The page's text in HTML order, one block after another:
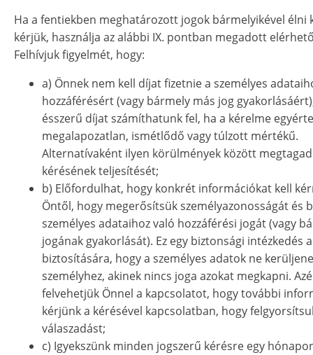
Ha a fentiekben meghatározott jogok bármelyikével élni
kérjük, használja az alábbi IX. pontban megadott
Felhívjuk figyelmét, hogy:
a) Önnek nem kell díjat fizetnie a személyes
hozzáférésért (vagy bármely más jog
ésszerű díjat számíthatunk fel, ha a kérelme
megalapozatlan, ismétlődő vagy túlzott mértékű.
Alternatívaként ilyen körülmények között
kérésének teljesítését;
b) Előfordulhat, hogy konkrét információkat kell
Öntől, hogy megerősítsük személyazonosságát és
személyes adataihoz való hozzáférési jogát (vagy
jogának gyakorlását). Ez egy biztonsági intézkedés
biztosítására, hogy a személyes adatok ne
személyhez, akinek nincs joga azokat megkapni.
felvehetjük Önnel a kapcsolatot, hogy további
kérjünk a kérésével kapcsolatban, hogy
válaszadást;
c) Igyekszünk minden jogszerű kérésre egy